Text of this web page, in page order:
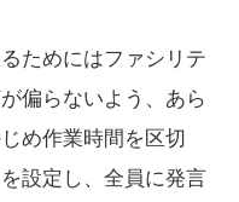
ためにはファシリテ
偏らないよう、あら
め作業時間を区切
設定し、全員に発言